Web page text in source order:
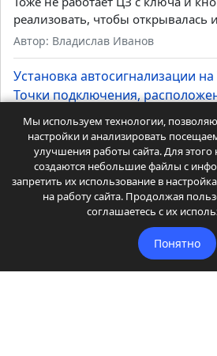
Тусан 2024 чтобы шматка не
подать импульс 7 секунд при
Автор: Сегей
Установка автосигнализации
Точки подключения,
проводов
Тоже не работает ЦЗ с ключа и
реализовать, чтобы открывалась
Автор: Владислав Иванов
Установка автосигнализации на
Точки подключения,
Мы используем технологии,
настройки и анализировать
улучшения работы сайта. Для этого
создаются небольшие файлы с
запретить их использование в
на работу сайта. Продолжая
соглашаетесь с их
Понятно